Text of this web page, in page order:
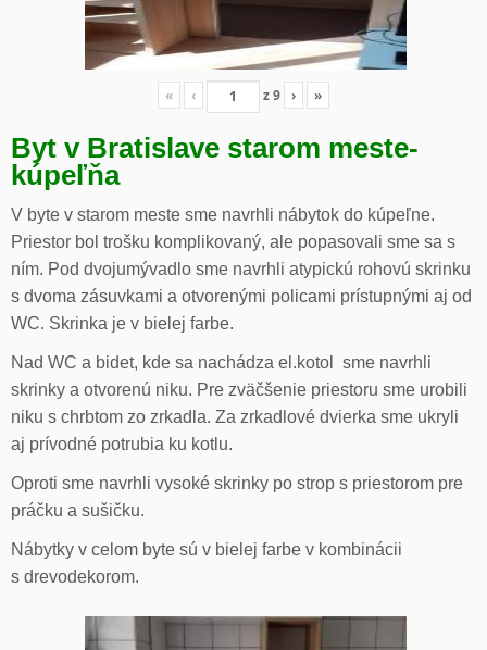
« ‹ z9 › »
Byt v Bratislave starom meste-
kúpeľňa
V byte v starom meste sme navrhli nábytok do kúpeľne.
Priestor bol trošku komplikovaný, ale popasovali sme sa s
ním. Pod dvojumývadlo sme navrhli atypickú rohovú skrinku
s dvoma zásuvkami a otvorenými policami prístupnými aj od
WC. Skrinka je v bielej farbe.
Nad WC a bidet, kde sa nachádza el.kotol sme navrhli
skrinky a otvorenú niku. Pre zväčšenie priestoru sme urobili
niku s chrbtom zo zrkadla. Za zrkadlové dvierka sme ukryli
aj prívodné potrubia ku kotlu.
Oproti sme navrhli vysoké skrinky po strop s priestorom pre
práčku a sušičku.
Nábytky v celom byte sú v bielej farbe v kombinácii
s drevodekorom.